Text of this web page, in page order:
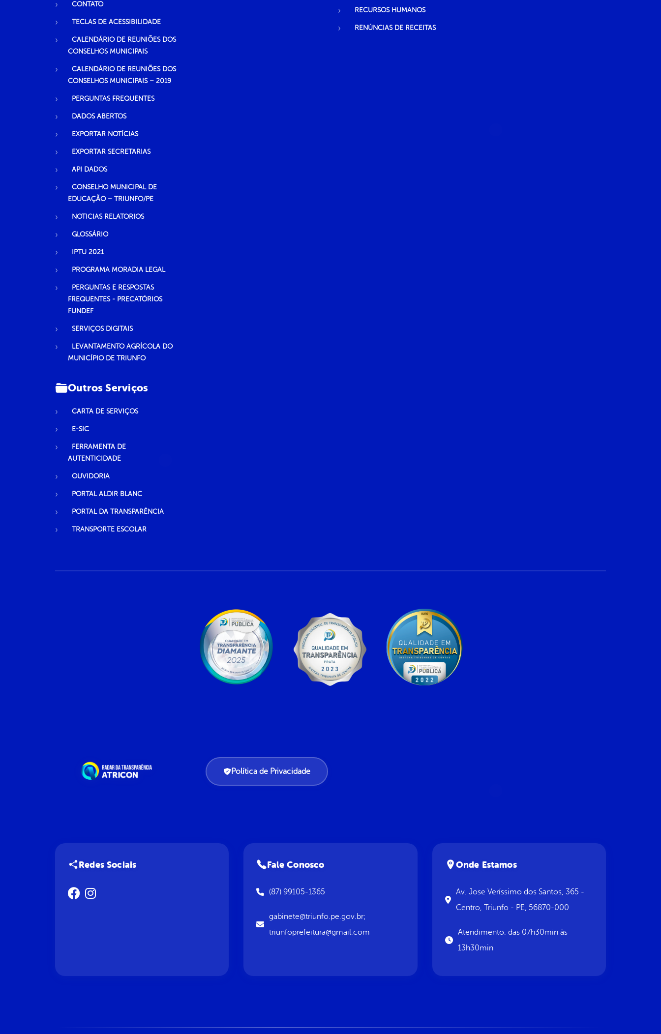
CONTATO
TECLAS DE ACESSIBILIDADE
CALENDÁRIO DE REUNIÕES DOS
CONSELHOS MUNICIPAIS
CALENDÁRIO DE REUNIÕES DOS
CONSELHOS MUNICIPAIS – 2019
PERGUNTAS FREQUENTES
DADOS ABERTOS
EXPORTAR NOTÍCIAS
EXPORTAR SECRETARIAS
API DADOS
CONSELHO MUNICIPAL DE
EDUCAÇÃO – TRIUNFO/PE
NOTICIAS RELATORIOS
GLOSSÁRIO
IPTU 2021
PROGRAMA MORADIA LEGAL
PERGUNTAS E RESPOSTAS
FREQUENTES - PRECATÓRIOS
FUNDEF
SERVIÇOS DIGITAIS
LEVANTAMENTO AGRÍCOLA DO
MUNICÍPIO DE TRIUNFO
RECURSOS HUMANOS
RENÚNCIAS DE RECEITAS
Outros Serviços
CARTA DE SERVIÇOS
E-SIC
FERRAMENTA DE
AUTENTICIDADE
OUVIDORIA
PORTAL ALDIR BLANC
PORTAL DA TRANSPARÊNCIA
TRANSPORTE ESCOLAR
Política de Privacidade
Redes Sociais Fale Conosco
(87) 99105-1365
gabinete@triunfo.pe.gov.br;
triunfoprefeitura@gmail.com
Onde Estamos
Av. Jose Veríssimo dos Santos, 365 -
Centro, Triunfo - PE, 56870-000
Atendimento: das 07h30min às
13h30min